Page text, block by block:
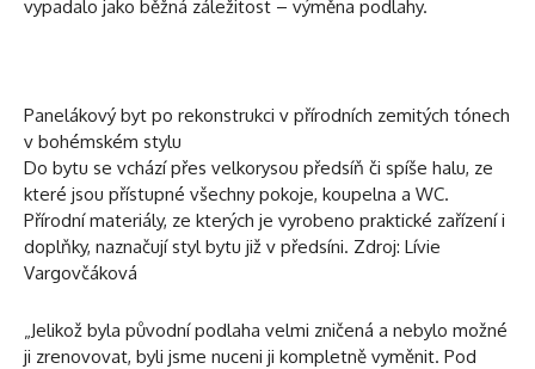
vypadalo jako běžná záležitost – výměna podlahy.
Panelákový byt po rekonstrukci v přírodních zemitých tónech
v bohémském stylu
Do bytu se vchází přes velkorysou předsíň či spíše halu, ze
které jsou přístupné všechny pokoje, koupelna a WC.
Přírodní materiály, ze kterých je vyrobeno praktické zařízení i
doplňky, naznačují styl bytu již v předsíni. Zdroj: Lívie
Vargovčáková
„Jelikož byla původní podlaha velmi zničená a nebylo možné
ji zrenovovat, byli jsme nuceni ji kompletně vyměnit. Pod